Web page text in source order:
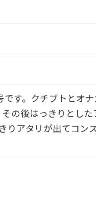
す。クチブトとオナ
の後はっきりとし
りアタリが出てコン